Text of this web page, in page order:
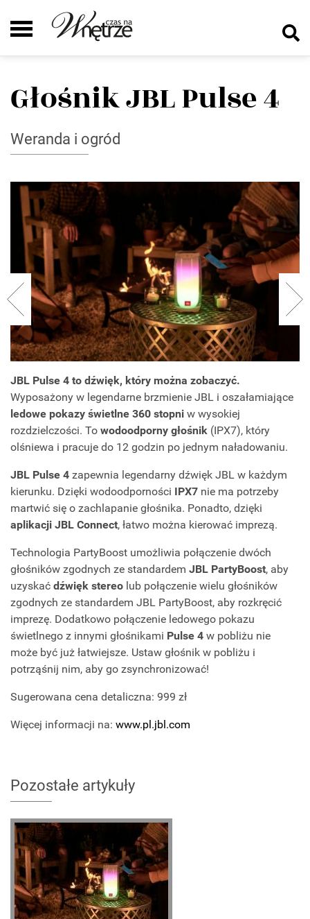
Głośnik JBL Pulse 4
Weranda i ogród
JBL Pulse 4 to dźwięk, który można zobaczyć.
Wyposażony w legendarne brzmienie JBL i oszałamiające
ledowe pokazy świetlne 360 stopni w wysokiej
rozdzielczości. To wodoodporny głośnik (IPX7), który
olśniewa i pracuje do 12 godzin po jednym naładowaniu.
JBL Pulse 4 zapewnia legendarny dźwięk JBL w każdym
kierunku. Dzięki wodoodporności IPX7 nie ma potrzeby
martwić się o zachlapanie głośnika. Ponadto, dzięki
aplikacji JBL Connect, łatwo można kierować imprezą.
Technologia PartyBoost umożliwia połączenie dwóch
głośników zgodnych ze standardem JBL PartyBoost, aby
uzyskać dźwięk stereo lub połączenie wielu głośników
zgodnych ze standardem JBL PartyBoost, aby rozkręcić
imprezę. Dodatkowo połączenie ledowego pokazu
świetlnego z innymi głośnikami Pulse 4 w pobliżu nie
może być już łatwiejsze. Ustaw głośnik w pobliżu i
potrząśnij nim, aby go zsynchronizować!
Sugerowana cena detaliczna: 999 zł
Więcej informacji na: www.pl.jbl.com
Pozostałe artykuły